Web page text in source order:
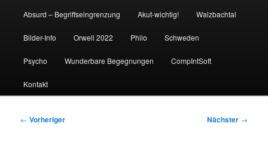
Absurd – Begriffseingrenzung Akut-wichtig! Walzbachtal
Bilder-Info Orwell 2022 Philo Schweden
Psycho Wunderbare Begegnungen CompIntSoft
Kontakt
Beitragsnavigation
← Vorheriger Nächster →